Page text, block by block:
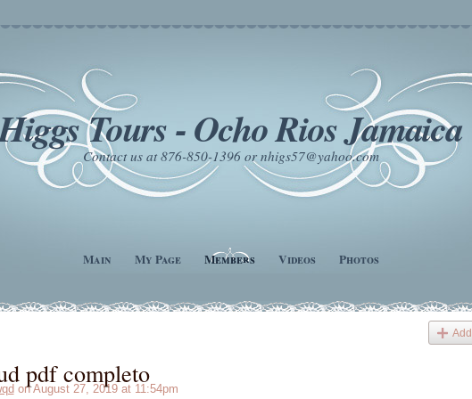
Tours - Ocho Rios Jamaica
Contact us at 876-850-1396 or nhigs57@yahoo.com
Main My Page Members Videos Photos
Add
pdf completo
on August 27, 2019 at 11:54pm